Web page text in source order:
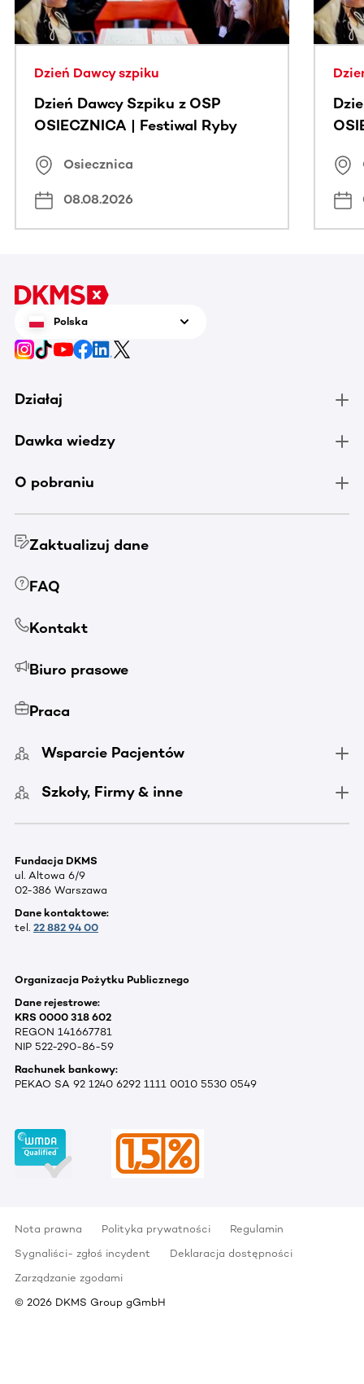
Dzień Dawcy szpiku
Dzień Dawcy Szpiku z OSP
OSIECZNICA | Festiwal Ryby
Osiecznica
08.08.2026
Polska
Działaj
Dawka wiedzy
O pobraniu
Zaktualizuj dane
FAQ
Kontakt
Biuro prasowe
Praca
Wsparcie Pacjentów
Szkoły, Firmy & inne
Fundacja DKMS
ul. Altowa 6/9
02-386 Warszawa
Dane kontaktowe:
tel. 22 882 94 00
Organizacja Pożytku Publicznego
Dane rejestrowe:
KRS 0000 318 602
REGON 141667781
NIP 522-290-86-59
Rachunek bankowy:
PEKAO SA 92 1240 6292 1111 0010 5530 0549
Nota prawna Polityka prywatności
Regulamin
Sygnaliści- zgłoś incydent
Deklaracja dostępności
Zarządzanie zgodami
© 2026 DKMS Group gGmbH